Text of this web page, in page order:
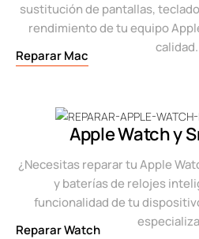
sustitución de pantallas,
rendimiento de tu equipo
calidad.
Reparar Mac
Apple Watch y
¿Necesitas reparar tu Apple
y baterías de relojes
funcionalidad de tu
Reparar Watch